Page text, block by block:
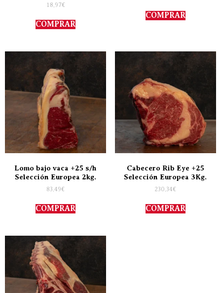
18,97€
COMPRAR
COMPRAR
Lomo bajo vaca +25 s/h
Selección Europea 2kg.
83,49€
COMPRAR
Cabecero Rib Eye +25
Selección Europea 3Kg.
230,34€
COMPRAR